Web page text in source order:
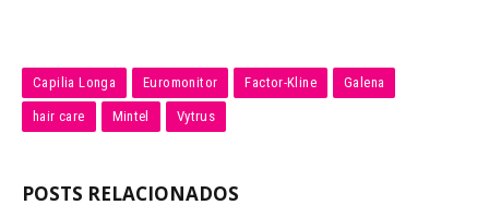
Capilia Longa Euromonitor Factor-Kline Galena
hair care Mintel Vytrus
POSTS RELACIONADOS